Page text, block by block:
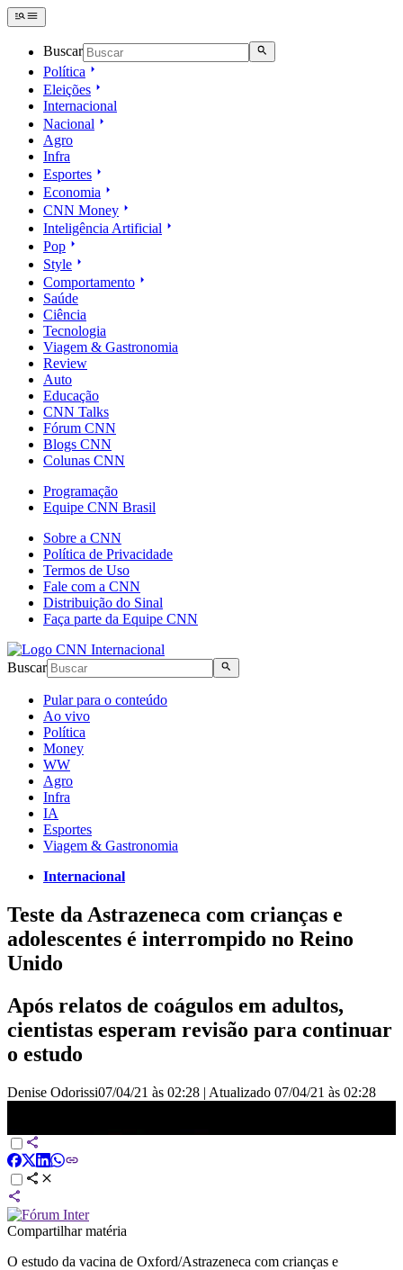
Buscar
Política
Eleições
Internacional
Nacional
Agro
Infra
Esportes
Economia
CNN Money
Inteligência Artificial
Pop
Style
Comportamento
Saúde
Ciência
Tecnologia
Viagem & Gastronomia
Review
Auto
Educação
CNN Talks
Fórum CNN
Blogs CNN
Colunas CNN
Programação
Equipe CNN Brasil
Sobre a CNN
Política de Privacidade
Termos de Uso
Fale com a CNN
Distribuição do Sinal
Faça parte da Equipe CNN
Buscar
Pular para o conteúdo
Ao vivo
Política
Money
WW
Agro
Infra
IA
Esportes
Viagem & Gastronomia
Internacional
Teste da Astrazeneca com crianças e
adolescentes é interrompido no Reino
Unido
Após relatos de coágulos em adultos,
cientistas esperam revisão para continuar
o estudo
Denise Odorissi07/04/21 às 02:28 | Atualizado 07/04/21 às 02:28
Compartilhar matéria
O estudo da vacina de Oxford/Astrazeneca com crianças e